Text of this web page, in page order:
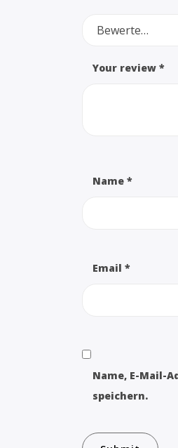
Bewerte…
Your review *
Name *
Email *
Name, E-Mail-
speichern.